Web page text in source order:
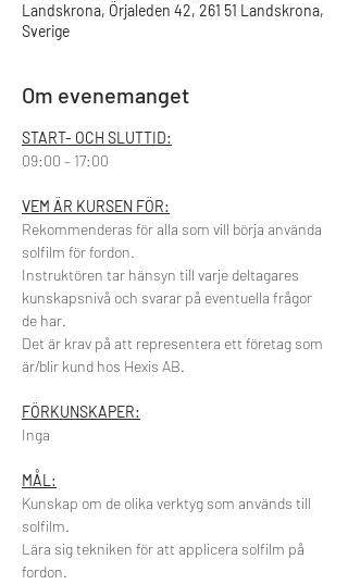
Landskrona, Örjaleden 42, 261 51 Landskrona,
Sverige
Om evenemanget
START- OCH SLUTTID:
09:00 – 17:00
VEM ÄR KURSEN FÖR:
Rekommenderas för alla som vill börja använda
solfilm för fordon.
Instruktören tar hänsyn till varje deltagares
kunskapsnivå och svarar på eventuella frågor
de har.
Det är krav på att representera ett företag som
är/blir kund hos Hexis AB.
FÖRKUNSKAPER:
Inga
MÅL:
Kunskap om de olika verktyg som används till
solfilm.
Lära sig tekniken för att applicera solfilm på
fordon.